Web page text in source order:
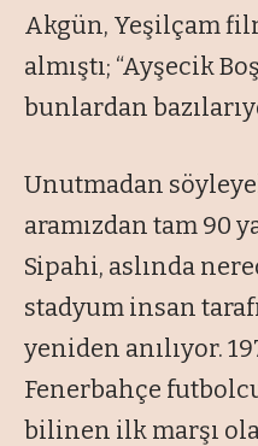
Akgün, Yeşilçam
almıştı; “Ayşecik
bunlardan
Unutmadan
aramızdan tam 90
Sipahi, aslında
stadyum insan
yeniden anılıyor.
Fenerbahçe
bilinen ilk marşı